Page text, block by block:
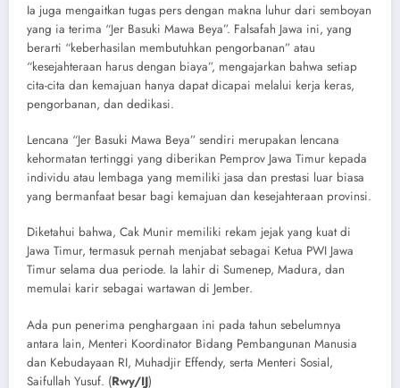
​Ia juga mengaitkan tugas pers dengan makna luhur dari semboyan
yang ia terima “Jer Basuki Mawa Beya”. Falsafah Jawa ini, yang
berarti “keberhasilan membutuhkan pengorbanan” atau
“kesejahteraan harus dengan biaya”, mengajarkan bahwa setiap
cita-cita dan kemajuan hanya dapat dicapai melalui kerja keras,
pengorbanan, dan dedikasi.
​Lencana “Jer Basuki Mawa Beya” sendiri merupakan lencana
kehormatan tertinggi yang diberikan Pemprov Jawa Timur kepada
individu atau lembaga yang memiliki jasa dan prestasi luar biasa
yang bermanfaat besar bagi kemajuan dan kesejahteraan provinsi.
​Diketahui bahwa, Cak Munir memiliki rekam jejak yang kuat di
Jawa Timur, termasuk pernah menjabat sebagai Ketua PWI Jawa
Timur selama dua periode. Ia lahir di Sumenep, Madura, dan
memulai karir sebagai wartawan di Jember.
Ada pun penerima penghargaan ini pada tahun sebelumnya
antara lain, Menteri Koordinator Bidang Pembangunan Manusia
dan Kebudayaan RI, Muhadjir Effendy, serta Menteri Sosial,
Saifullah Yusuf. (Rwy/IJ)